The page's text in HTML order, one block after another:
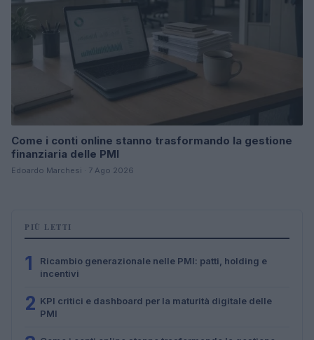
Come i conti online stanno trasformando la gestione
finanziaria delle PMI
Edoardo Marchesi · 7 Ago 2026
PIÙ LETTI
1
Ricambio generazionale nelle PMI: patti, holding e
incentivi
2 KPI critici e dashboard per la maturità digitale delle
PMI